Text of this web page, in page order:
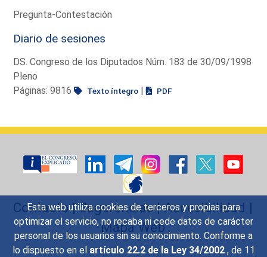
Esta web utiliza cookies de terceros y propias para
optimizar el servicio, no recaba ni cede datos de carácter
personal de los usuarios sin su conocimiento. Conforme a
lo dispuesto en el artículo 22.2 de la Ley 34/2002 , de 11
Pregunta-Contestación
Diario de sesiones
DS. Congreso de los Diputados Núm. 183 de 30/09/1998
Pleno
Páginas: 9816
Texto íntegro | PDF
Contacto|Sugerencias|Accesibilidad |
Mapa Web